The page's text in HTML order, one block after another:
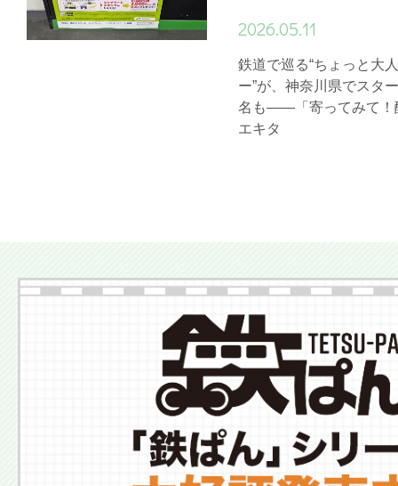
2026.05.11
鉄道で巡る“ちょっと大
ー”が、神奈川県でスタ
名も――「寄ってみて！
エキタ